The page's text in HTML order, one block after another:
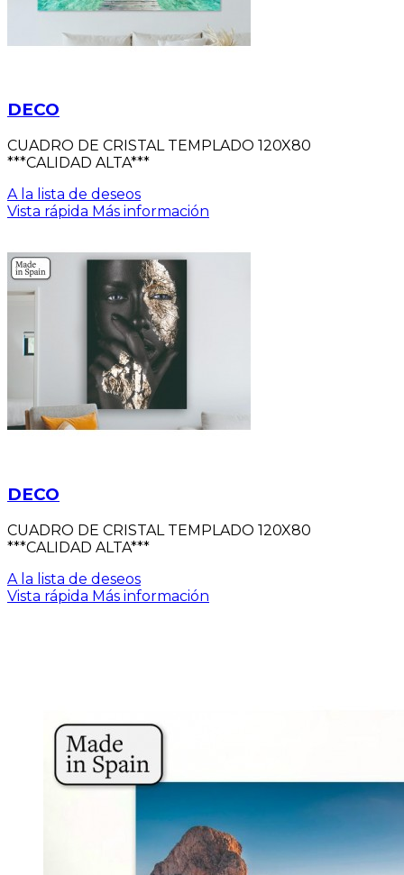
DECO
CUADRO DE CRISTAL TEMPLADO 120X80
***CALIDAD ALTA***
A la lista de deseos
Vista rápida Más información
DECO
CUADRO DE CRISTAL TEMPLADO 120X80
***CALIDAD ALTA***
A la lista de deseos
Vista rápida Más información